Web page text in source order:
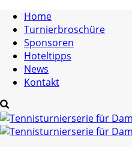
Home
Turnierbroschüre
Sponsoren
Hoteltipps
News
Kontakt